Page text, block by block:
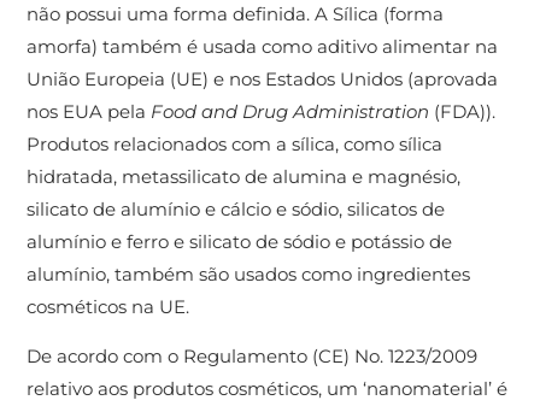
não possui uma forma definida. A Sílica (forma
amorfa) também é usada como aditivo alimentar na
União Europeia (UE) e nos Estados Unidos (aprovada
nos EUA pela Food and Drug Administration (FDA)).
Produtos relacionados com a sílica, como sílica
hidratada, metassilicato de alumina e magnésio,
silicato de alumínio e cálcio e sódio, silicatos de
alumínio e ferro e silicato de sódio e potássio de
alumínio, também são usados ​​como ingredientes
cosméticos na UE.
De acordo com o Regulamento (CE) No. 1223/2009
relativo aos produtos cosméticos, um ‘nanomaterial’ é